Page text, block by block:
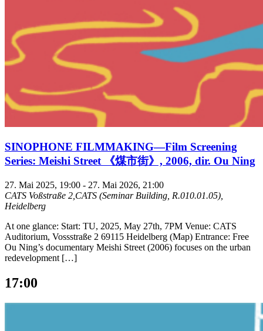
SINOPHONE FILMMAKING—Film Screening
Series: Meishi Street 《煤市街》, 2006, dir. Ou Ning
27. Mai 2025, 19:00 - 27. Mai 2026, 21:00
CATS Voßstraße 2,CATS (Seminar Building, R.010.01.05),
Heidelberg
At one glance: Start: TU, 2025, May 27th, 7PM Venue: CATS
Auditorium, Vossstraße 2 69115 Heidelberg (Map) Entrance: Free
Ou Ning’s documentary Meishi Street (2006) focuses on the urban
redevelopment […]
17:00